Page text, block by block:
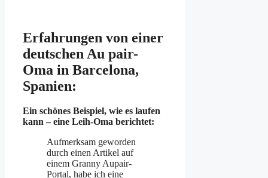
Erfahrungen von einer
deutschen Au pair-
Oma in Barcelona,
Spanien:
Ein schönes Beispiel, wie es laufen
kann – eine Leih-Oma berichtet:
Aufmerksam geworden
durch einen Artikel auf
einem Granny Aupair-
Portal, habe ich eine